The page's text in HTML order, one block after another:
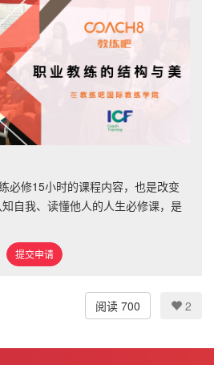
必修15小时的课程内容，也是改变
自我、读懂他人的人生必修课，是
提交申请
阅读 700 2